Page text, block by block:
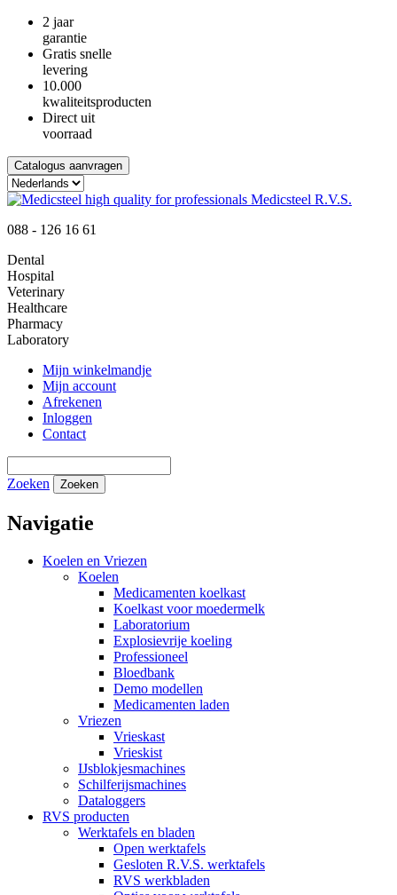
2 jaar
garantie
Gratis snelle
levering
10.000
kwaliteitsproducten
Direct uit
voorraad
Catalogus aanvragen
088 - 126 16 61
Dental
Hospital
Veterinary
Healthcare
Pharmacy
Laboratory
Mijn winkelmandje
Mijn account
Afrekenen
Inloggen
Contact
Zoeken Zoeken
Navigatie
Koelen en Vriezen
Koelen
Medicamenten koelkast
Koelkast voor moedermelk
Laboratorium
Explosievrije koeling
Professioneel
Bloedbank
Demo modellen
Medicamenten laden
Vriezen
Vrieskast
Vrieskist
IJsblokjesmachines
Schilferijsmachines
Dataloggers
RVS producten
Werktafels en bladen
Open werktafels
Gesloten R.V.S. werktafels
RVS werkbladen